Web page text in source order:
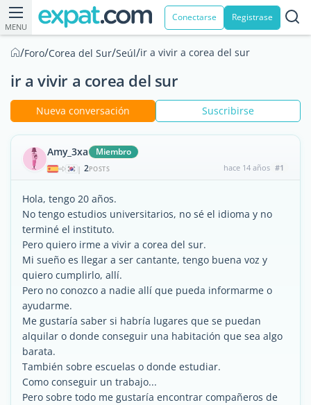
MENU
Conectarse Registrase
/Foro/Corea del Sur/Seúl/ir a vivir a corea del sur
ir a vivir a corea del sur
Nueva conversación Suscribirse
Amy_3xa Miembro
| 2POSTS hace 14 años #1
Hola, tengo 20 años.
No tengo estudios universitarios, no sé el idioma y no
terminé el instituto.
Pero quiero irme a vivir a corea del sur.
Mi sueño es llegar a ser cantante, tengo buena voz y
quiero cumplirlo, allí.
Pero no conozco a nadie allí que pueda informarme o
ayudarme.
Me gustaría saber si habría lugares que se puedan
alquilar o donde conseguir una habitación que sea algo
barata.
También sobre escuelas o donde estudiar.
Como conseguir un trabajo...
Pero sobre todo me gustaría encontrar compañeros de